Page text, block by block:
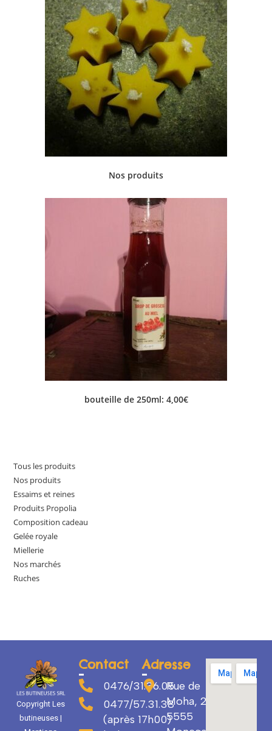
Nos produits
bouteille de 250ml: 4,00€
Tous les produits
Nos produits
Essaims et reines
Produits Propolia
Composition cadeau
Gelée royale
Miellerie
Nos marchés
Ruches
Copyright Les
butineuses |
Contact
0476/31.36.05
0477/57.31.38
(après 17h00)
Adresse
Rue de
Moha, 29
5555